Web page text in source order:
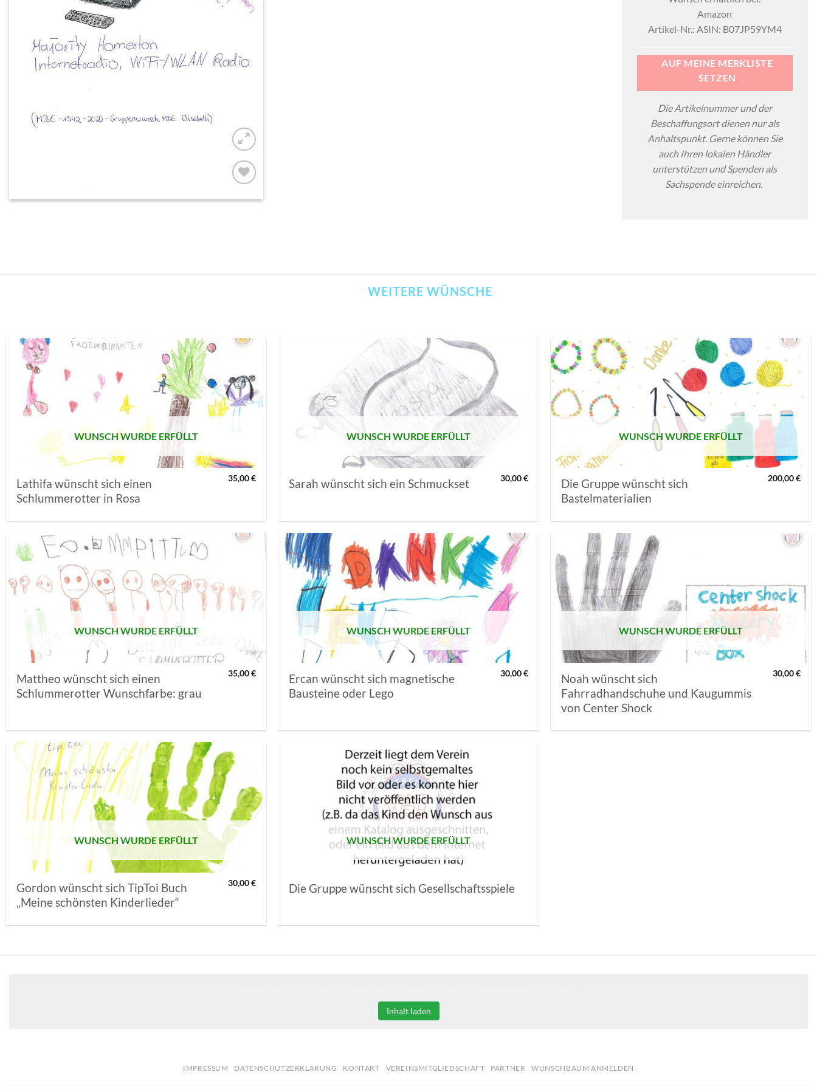
AUF MEINE
Amazon
Artikel-Nr.: ASIN: B07JP59YM4
AUF MEINE MERKLISTE
SETZEN
Die Artikelnummer und der
Beschaffungsort dienen nur als
Anhaltspunkt. Gerne können Sie
auch Ihren lokalen Händler
unterstützen und Spenden als
Sachspende einreichen.
WEITERE WÜNSCHE
MERKLISTE
SETZEN
WUNSCH WURDE ERFÜLLT
Lathifa wünscht sich einen
Schlummerotter in Rosa
35,00€
AUF MEINE
MERKLISTE
SETZEN
WUNSCH WURDE ERFÜLLT
Sarah wünscht sich ein Schmuckset 30,00€
AUF MEINE
MERKLISTE
SETZEN
WUNSCH WURDE ERFÜLLT
Die Gruppe wünscht sich
Bastelmaterialien
200,00€
MERKLISTE
SETZEN
WUNSCH WURDE ERFÜLLT
Mattheo wünscht sich einen
Schlummerotter Wunschfarbe: grau
35,00€
AUF MEINE
MERKLISTE
SETZEN
WUNSCH WURDE ERFÜLLT
Ercan wünscht sich magnetische
Bausteine oder Lego
30,00€
SETZEN
WUNSCH WURDE ERFÜLLT
Noah wünscht sich
Fahrradhandschuhe und Kaugummis
von Center Shock
30,00€
AUF MEINE
MERKLISTE
SETZEN
WUNSCH WURDE ERFÜLLT
Gordon wünscht sich TipToi Buch
„Meine schönsten Kinderlieder“
30,00€
WUNSCH WURDE ERFÜLLT
Die Gruppe wünscht sich Gesellschaftsspiele
Inhalt laden
IMPRESSUM DATENSCHUTZERKLÄRUNG KONTAKT VEREINSMITGLIEDSCHAFT PARTNER WUNSCHBAUM ANMELDEN